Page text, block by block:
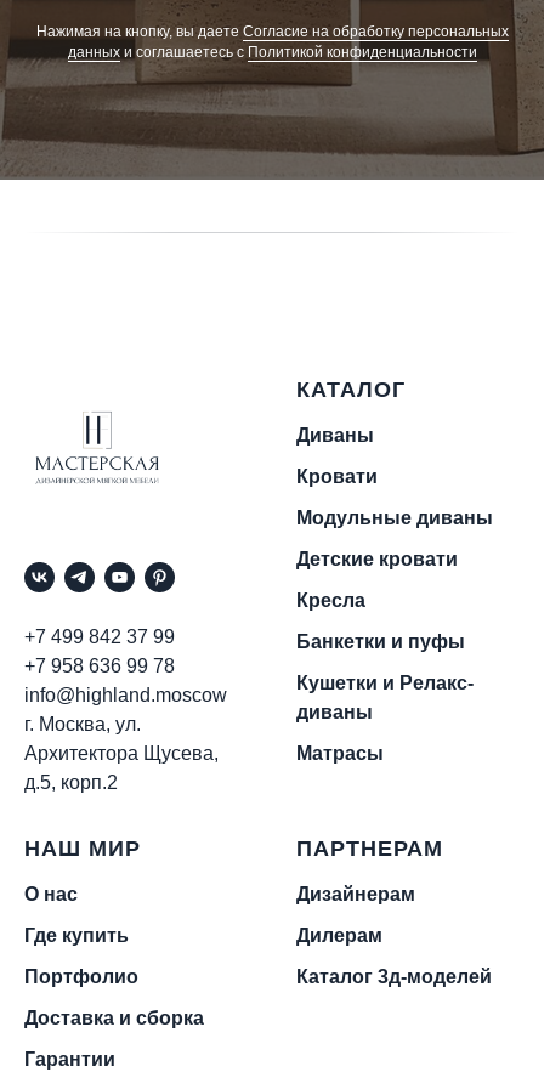
Нажимая на кнопку, вы даете Cогласие на обработку персональных
данныхи соглашаетесь c Политикой конфиденциальности
+7 499 842 37 99
+7 958 636 99 78
info@highland.moscow
г. Москва, ул.
Архитектора Щусева,
д.5, корп.2
КАТАЛОГ
Диваны
Кровати
Модульные диваны
Детские кровати
Кресла
Банкетки и пуфы
Кушетки и Релакс-
диваны
Матрасы
НАШ МИР
О нас
Где купить
Портфолио
Доставка и сборка
Гарантии
ПАРТНЕРАМ
Дизайнерам
Дилерам
Каталог 3д-моделей